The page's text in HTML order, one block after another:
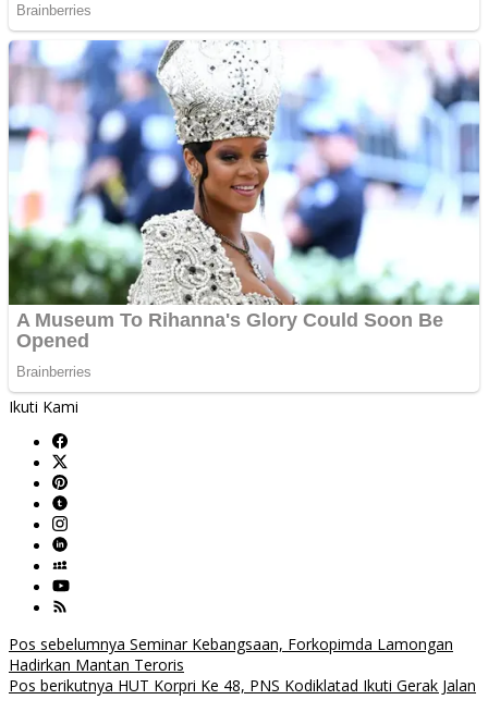
Ikuti Kami
Navigasi
pos
Pos sebelumnya Seminar Kebangsaan, Forkopimda Lamongan
Hadirkan Mantan Teroris
Pos berikutnya HUT Korpri Ke 48, PNS Kodiklatad Ikuti Gerak Jalan